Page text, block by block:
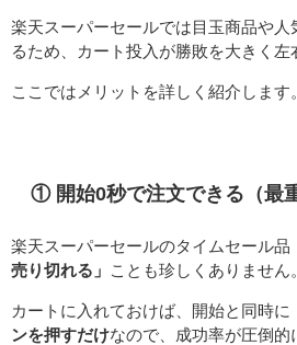
楽天スーパーセールでは目玉商品や人
るため、カート投入が勝敗を大きく左
ここではメリットを詳しく紹介します
① 開始0秒で注文できる（最
楽天スーパーセールのタイムセール品
売り切れる」
ことも珍しくありません
カートに入れておけば、開始と同時に
ンを押すだけなので、成功率が圧倒的